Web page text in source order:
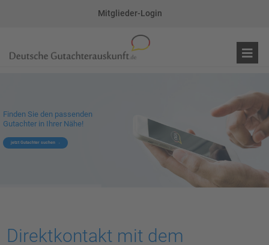
Mitglieder-Login
Finden Sie den passenden
Gutachter in Ihrer Nähe!
jetzt Gutachter suchen
Direktkontakt mit dem